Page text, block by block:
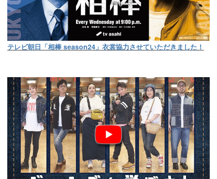
テレビ朝日「相棒 season24」衣裳協力させていただきました！